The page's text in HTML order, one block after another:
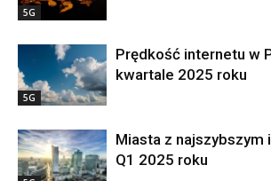
5G
5G
Prędkość internetu w
kwartale 2025 roku
Miasta z najszybszym
Q1 2025 roku